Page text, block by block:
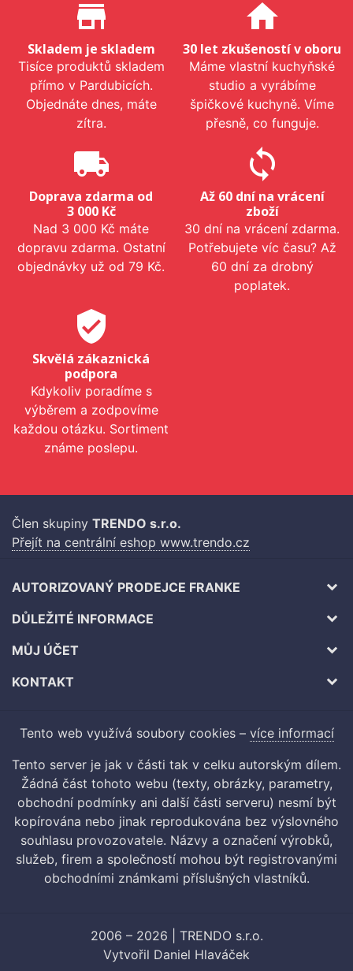
Proč nakupovat u nás?
store_mall_directory
Skladem je skladem
Tisíce produktů skladem
přímo v Pardubicích.
Objednáte dnes, máte
zítra.
home
30 let zkušeností v oboru
Máme vlastní kuchyňské
studio a vyrábíme
špičkové kuchyně. Víme
přesně, co funguje.
local_shipping
Doprava zdarma od
3 000 Kč
Nad 3 000 Kč máte
dopravu zdarma. Ostatní
objednávky už od 79 Kč.
sync
Až 60 dní na vrácení
zboží
30 dní na vrácení zdarma.
Potřebujete víc času? Až
60 dní za drobný
poplatek.
verified_user
Skvělá zákaznická
podpora
Kdykoliv poradíme s
výběrem a zodpovíme
každou otázku. Sortiment
známe poslepu.
Člen skupiny TRENDO s.r.o.
Přejít na centrální eshop www.trendo.cz
AUTORIZOVANÝ PRODEJCE FRANKE
DŮLEŽITÉ INFORMACE
MŮJ ÚČET
KONTAKT
Tento web využívá soubory cookies – více informací
Tento server je jak v části tak v celku autorským dílem.
Žádná část tohoto webu (texty, obrázky, parametry,
obchodní podmínky ani další části serveru) nesmí být
kopírována nebo jinak reprodukována bez výslovného
souhlasu provozovatele. Názvy a označení výrobků,
služeb, firem a společností mohou být registrovanými
obchodními známkami příslušných vlastníků.
2006 – 2026 | TRENDO s.r.o.
Vytvořil Daniel Hlaváček